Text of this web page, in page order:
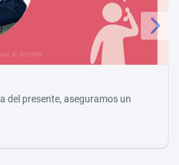
del presente, aseguramos un